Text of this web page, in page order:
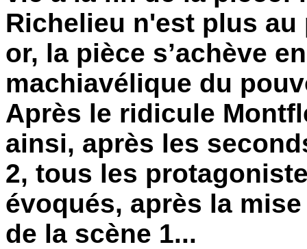
Richelieu n'est plus
or, la pièce s’achève
machiavélique du
Après le ridicule
ainsi, après les
2, tous les
évoqués, après la
de la scène 1...